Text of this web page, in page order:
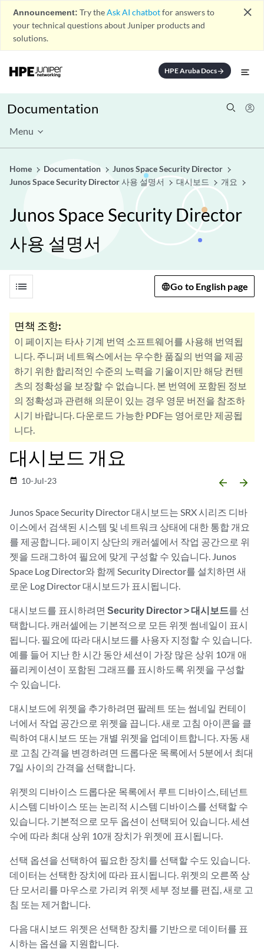
Announcement: Try theAsk AI chatbotfor answers to
your technical questions about Juniper products and
solutions.
close
HPE Aruba Docsarrow_forward
Documentation
Menu
Home Documentation
Junos Space Security Director
Junos Space Security Director 사용 설명서
대시보드 개요
Junos Space Security Director
사용 설명서
list Go to English page
면책 조항:
이 페이지는 타사 기계 번역 소프트웨어를 사용해 번역됩
니다. 주니퍼 네트웍스에서는 우수한 품질의 번역을 제공
하기 위한 합리적인 수준의 노력을 기울이지만 해당 컨텐
츠의 정확성을 보장할 수 없습니다. 본 번역에 포함된 정보
의 정확성과 관련해 의문이 있는 경우 영문 버전을 참조하
시기 바랍니다. 다운로드 가능한 PDF는 영어로만 제공됩
니다.
대시보드 개요
date_range 10-Jul-23 arrow_backward arrow_forward
Junos Space Security Director 대시보드는 SRX 시리즈 디바
이스에서 검색된 시스템 및 네트워크 상태에 대한 통합 개요
를 제공합니다. 페이지 상단의 캐러셀에서 작업 공간으로 위
젯을 드래그하여 필요에 맞게 구성할 수 있습니다. Junos
Space Log Director와 함께 Security Director를 설치하면 새
로운 Log Director 대시보드가 표시됩니다.
대시보드를 표시하려면 Security Director > 대시보드를 선
택합니다. 캐러셀에는 기본적으로 모든 위젯 썸네일이 표시
됩니다. 필요에 따라 대시보드를 사용자 지정할 수 있습니다.
예를 들어 지난 한 시간 동안 세션이 가장 많은 상위 10개 애
플리케이션이 포함된 그래프를 표시하도록 위젯을 구성할
수 있습니다.
대시보드에 위젯을 추가하려면 팔레트 또는 썸네일 컨테이
너에서 작업 공간으로 위젯을 끕니다. 새로 고침 아이콘을 클
릭하여 대시보드 또는 개별 위젯을 업데이트합니다. 자동 새
로 고침 간격을 변경하려면 드롭다운 목록에서 5분에서 최대
7일 사이의 간격을 선택합니다.
위젯의 디바이스 드롭다운 목록에서 루트 디바이스, 테넌트
시스템 디바이스 또는 논리적 시스템 디바이스를 선택할 수
있습니다. 기본적으로 모두 옵션이 선택되어 있습니다. 세션
수에 따라 최대 상위 10개 장치가 위젯에 표시됩니다.
선택 옵션을 선택하여 필요한 장치를 선택할 수도 있습니다.
데이터는 선택한 장치에 따라 표시됩니다. 위젯의 오른쪽 상
단 모서리를 마우스로 가리켜 위젯 세부 정보를 편집, 새로 고
침 또는 제거합니다.
다음 대시보드 위젯은 선택한 장치를 기반으로 데이터를 표
시하는 옵션을 지원합니다.